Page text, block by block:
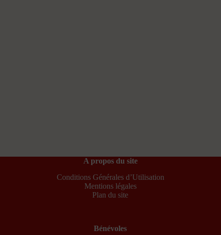
A propos du site
Conditions Générales d’Utilisation
Mentions légales
Plan du site
Bénévoles